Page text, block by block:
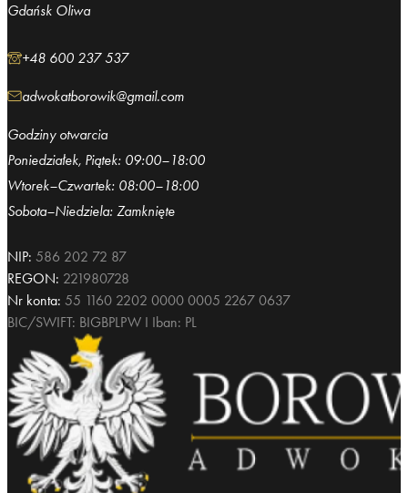
NIP: 586 202 72 87
REGON: 221980728
Nr konta: 55 1160 2202 0000 0005 2267 0637
BIC/SWIFT: BIGBPLPW I Iban: PL
Gdańsk Oliwa
+48 600 237 537
adwokatborowik@gmail.com
Godziny otwarcia
Poniedziałek, Piątek: 09:00–18:00
Wtorek–Czwartek: 08:00–18:00
Sobota–Niedziela: Zamknięte